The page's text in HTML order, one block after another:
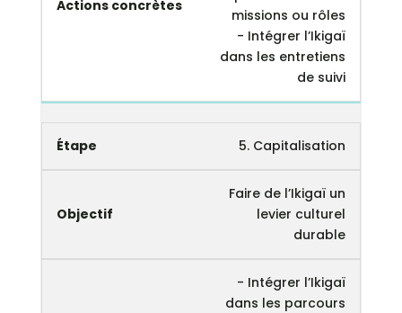
missions ou rôles
- Intégrer l’Ikigaï
dans les entretiens
de suivi
5. Capitalisation
Faire de l’Ikigaï un
levier culturel
durable
- Intégrer l’Ikigaï
dans les parcours